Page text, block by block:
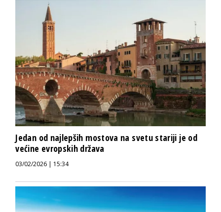
Jedan od najlepših mostova na svetu stariji je od
većine evropskih država
03/02/2026 | 15:34